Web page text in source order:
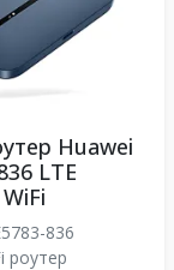
Huawei
LTE
836
роутер